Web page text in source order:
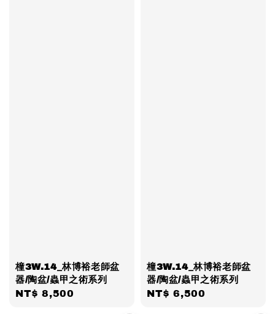
橦3W.14_林博裕老師盆
器/陶盆/蟲甲之術系列
Regular
NT$ 8,500
橦3W.14_林博裕老師盆
器/陶盆/蟲甲之術系列
Regular
NT$ 6,500